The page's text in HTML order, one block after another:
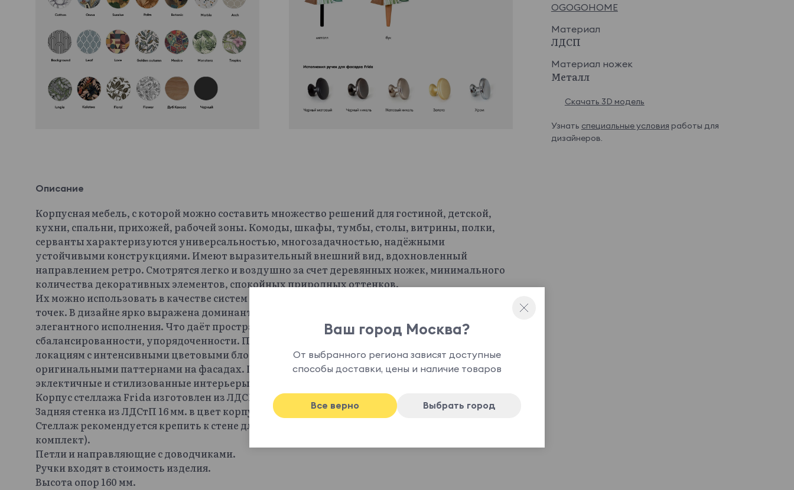
OGOGOHOME
Материал
ЛДСП
Материал ножек
Металл
Скачать 3D модель
Узнать специальные условия работы для
дизайнеров.
Описание
Корпусная мебель, с которой можно составить множество решений для гостиной, детской,
кухни, спальни, прихожей, рабочей зоны. Комоды, шкафы, тумбы, столы, витрины, полки,
серванты характеризуются универсальностью, многозадачностью, надёжными
устойчивыми конструкциями. Имеют выразительный внешний вид, вдохновленный
направлением ретро. Смотрятся легко и воздушно за счет деревянных ножек, минимального
количества декоративных элементов, спокойных природных оттенков.
Их можно использовать в качестве систем хранения, элементов для зонирования, фокусных
точек. В дизайне ярко выражена доминанта прямых форм, графичности, лаконичных линий и
элегантного исполнения. Что даёт пространству ощущение размеренности,
сбалансированности, упорядоченности. Подходят интерьерам как с нейтральной базой, так и
локациям с интенсивными цветовыми блоками. Индивидуальности добавят модели с
оригинальными паттернами на фасадах. Предметы коллекции Frida гармонично впишутся в
эклектичные и стилизованные интерьеры.
Корпус стеллажа Frida изготовлен из ЛДСП 16 мм..
Задняя стенка из ЛДСтП 16 мм. в цвет корпуса.
Стеллаж рекомендуется крепить к стене для защиты от опрокидывания (крепежи входят в
комплект).
Петли и направляющие с доводчиками.
Ручки входят в стоимость изделия.
Высота опор 160 мм.
Ваш город Москва?
От выбранного региона зависят доступные
способы доставки, цены и наличие товаров
Все верно Выбрать город